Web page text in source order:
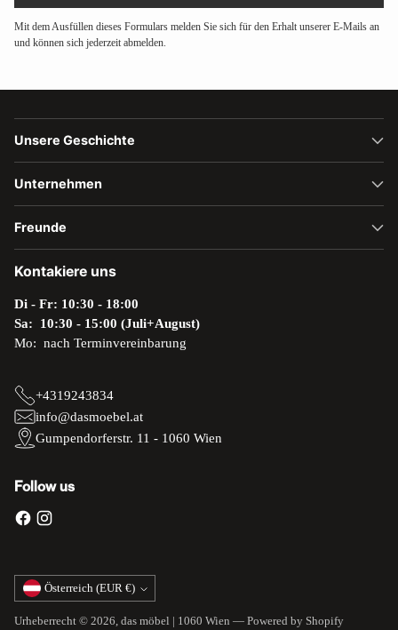
Mit dem Ausfüllen dieses Formulars melden Sie sich für den Erhalt unserer E-Mails an
und können sich jederzeit abmelden.
Unsere Geschichte
Unternehmen
Freunde
Kontakiere uns
Di - Fr: 10:30 - 18:00
Sa: 10:30 - 15:00 (Juli+August)
Mo: nach Terminvereinbarung
+4319243834
info@dasmoebel.at
Gumpendorferstr. 11 - 1060 Wien
Follow us
Währung Österreich (EUR €)
Urheberrecht © 2026, das möbel | 1060 Wien — Powered by Shopify